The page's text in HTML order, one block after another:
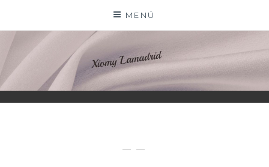
contenido
MENÚ
XIOMY LAMADRID
— —